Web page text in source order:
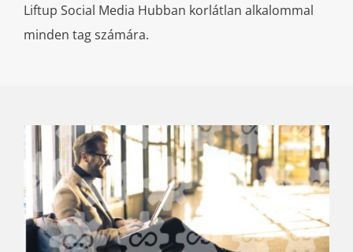
Liftup Social Media Hubban korlátlan alkalommal
minden tag számára.